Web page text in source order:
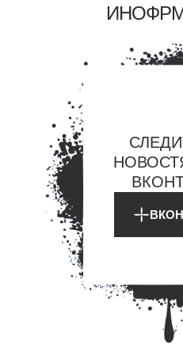
LIVING
Our gallery is not just a space
thinkers, and visitors from
workshops, open walls, and
grows through collaboration and
MORE